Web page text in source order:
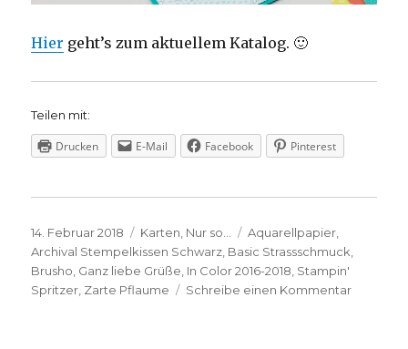
Hier geht’s zum aktuellem Katalog. 🙂
Teilen mit:
Drucken E-Mail Facebook Pinterest
Veröffentlicht
am
14. Februar 2018 Kategorien
Karten Nur so... Schlagwörter
Aquarellpapier
Archival Stempelkissen Schwarz Basic Strassschmuck
Brusho Ganz liebe Grüße In Color 2016-2018 Stampin'
Spritzer Zarte Pflaume Schreibe einen Kommentarzu